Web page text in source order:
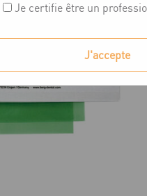
Je certifie être un
J'accepte